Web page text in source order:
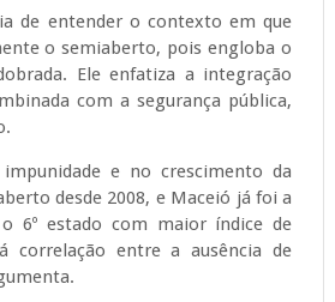
de entender o contexto em que
o semiaberto, pois engloba o
Ele enfatiza a integração
com a segurança pública,
e no crescimento da
desde 2008, e Maceió já foi a
6º estado com maior índice de
correlação entre a ausência de